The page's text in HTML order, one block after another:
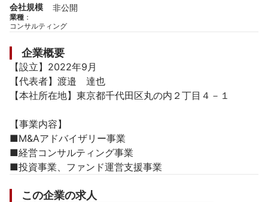
会社規模
非公開
業種 ：
コンサルティング
企業概要
【設立】2022年9月
【代表者】渡邉　達也
【本社所在地】東京都千代田区丸の内２丁目４－１
【事業内容】
■M&Aアドバイザリー事業
■経営コンサルティング事業
■投資事業、ファンド運営支援事業
この企業の求人